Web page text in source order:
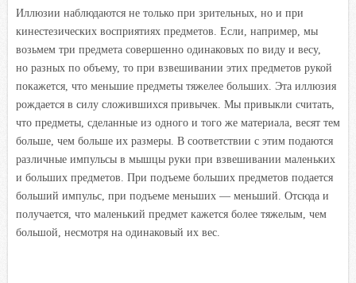
Иллюзии наблюдаются не только при зрительных, но и при
кинестезических восприятиях предметов. Если, например, мы
возьмем три предмета совершенно одинаковых по виду и весу,
но разных по объему, то при взвешивании этих предметов рукой
покажется, что меньшие предметы тяжелее больших. Эта иллюзия
рождается в силу сложившихся привычек. Мы привыкли считать,
что предметы, сделанные из одного и того же материала, весят тем
больше, чем больше их размеры. В соответствии с этим подаются
различные импульсы в мышцы руки при взвешивании маленьких
и больших предметов. При подъеме больших предметов подается
больший импульс, при подъеме меньших — меньший. Отсюда и
получается, что маленький предмет кажется более тяжелым, чем
большой, несмотря на одинаковый их вес.